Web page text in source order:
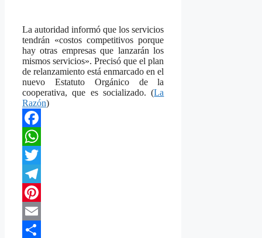
La autoridad informó que los servicios
tendrán «costos competitivos porque
hay otras empresas que lanzarán los
mismos servicios». Precisó que el plan
de relanzamiento está enmarcado en el
nuevo Estatuto Orgánico de la
cooperativa, que es socializado. (La
Razón)
Facebook
WhatsApp
Twitter
Telegram
Pinterest
Email